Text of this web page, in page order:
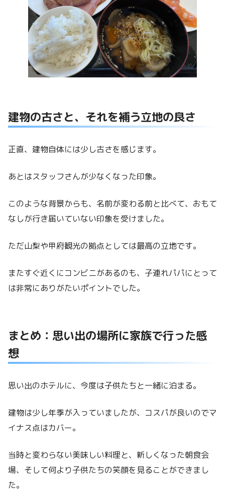
建物の古さと、それを補う立地の良さ
正直、建物自体には少し古さを感じます。
あとはスタッフさんが少なくなった印象。
このような背景からも、名前が変わる前と比べて、おもて
なしが行き届いていない印象を受けました。
ただ山梨や甲府観光の拠点としては最高の立地です。
またすぐ近くにコンビニがあるのも、子連れパパにとって
は非常にありがたいポイントでした。
まとめ：思い出の場所に家族で行った感
想
思い出のホテルに、今度は子供たちと一緒に泊まる。
建物は少し年季が入っていましたが、コスパが良いのでマ
イナス点はカバー。
当時と変わらない美味しい料理と、新しくなった朝食会
場、そして何より子供たちの笑顔を見ることができまし
た。